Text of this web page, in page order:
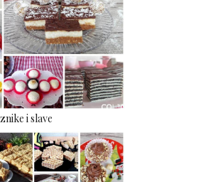
i slave